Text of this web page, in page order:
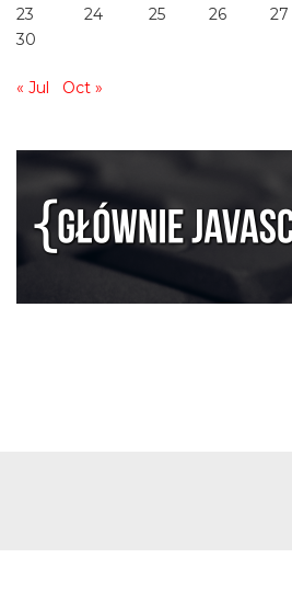
23
24 25 26 27
30
« Jul Oct »